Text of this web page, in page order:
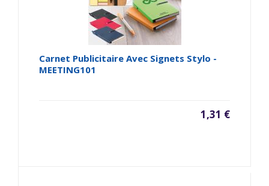
Carnet Publicitaire Avec Signets Stylo -
MEETING101
1,31 €